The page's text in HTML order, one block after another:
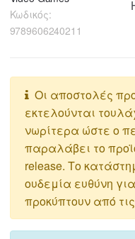
Κωδικός:
9789606240211
Οι αποστολές
εκτελούνται
νωρίτερα ώστε ο
παραλάβει το
release. Το
ουδεμία ευθύνη
προκύπτουν από